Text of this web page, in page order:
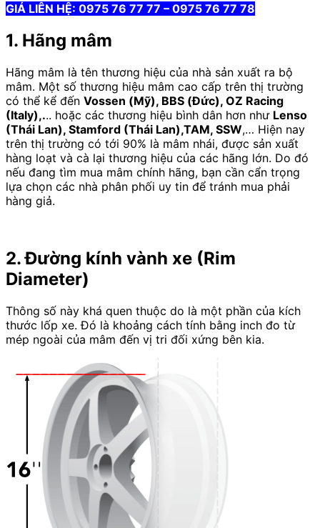
GIÁ LIÊN HỆ: 0975 76 77 77 – 0975 76 77 78
1. Hãng mâm
Hãng mâm là tên thương hiệu của nhà sản xuất ra bộ
mâm. Một số thương hiệu mâm cao cấp trên thị trường
có thể kể đến Vossen (Mỹ), BBS (Đức), OZ Racing
(Italy),... hoặc các thương hiệu bình dân hơn như Lenso
(Thái Lan), Stamford (Thái Lan),TAM, SSW,… Hiện nay
trên thị trường có tới 90% là mâm nhái, được sản xuất
hàng loạt và cà lại thương hiệu của các hãng lớn. Do đó
nếu đang tìm mua mâm chính hãng, bạn cần cẩn trọng
lựa chọn các nhà phân phối uy tin để tránh mua phải
hàng giả.
2. Đường kính vành xe (Rim
Diameter)
Thông số này khá quen thuộc do là một phần của kích
thước lốp xe. Đó là khoảng cách tính bằng inch đo từ
mép ngoài của mâm đến vị tri đối xứng bên kia.